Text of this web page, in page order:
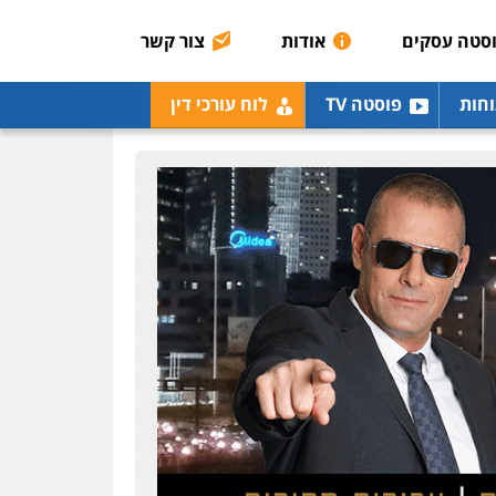
עסקים אודות צור קשר
פוסטה TV לוח עורכי דין
0504456555
גיל דביר – משרד עורכי
דין
פלילי פשיעה כלכלית
0506217771
עו"ד יאיר בן סימון
פלילי תעבורה אזרחי
נזיקין ביטוח
0505719060
חנא בולוס – משרד עורכי
דין
פלילי פשיעה חמורה
צווארון לבן נזיקין
0546661544